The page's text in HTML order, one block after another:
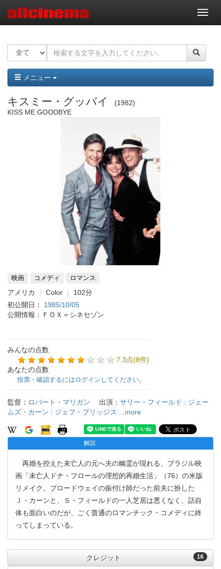
ナ
ビ
ー
ョ
ン
メニュー
キスミー・グッバイ
1982
KISS ME GOODBYE
映画 コメディ ロマンス
アメリカ Color
102分
初公開日： 1985/10/05
公開情報：ＦＯＸ＝シネセゾン
みんなの点数
7.3点(8件)
あなたの点数
投票・確認するにはログインしてください。
監督： ロバート・マリガン 出演： サリー・フィールド | ジェー
ムズ・カーン | ジェフ・ブリッジス ...more
解説
再婚を控えた未亡人の元へ夫の幽霊が現れる、ブラジル映
画「未亡人ドナ・フロールの理想的再婚生活」（76）の米版
リメイク。ブロードウェイの振付け師だった前夫に扮した
Ｊ・カーンと、Ｓ・フィールドの一人芝居は悪くなく、話自
体も面白いのだが、ごく普通のロマンチック・コメディに終
ってしまっている。
16
クレジット